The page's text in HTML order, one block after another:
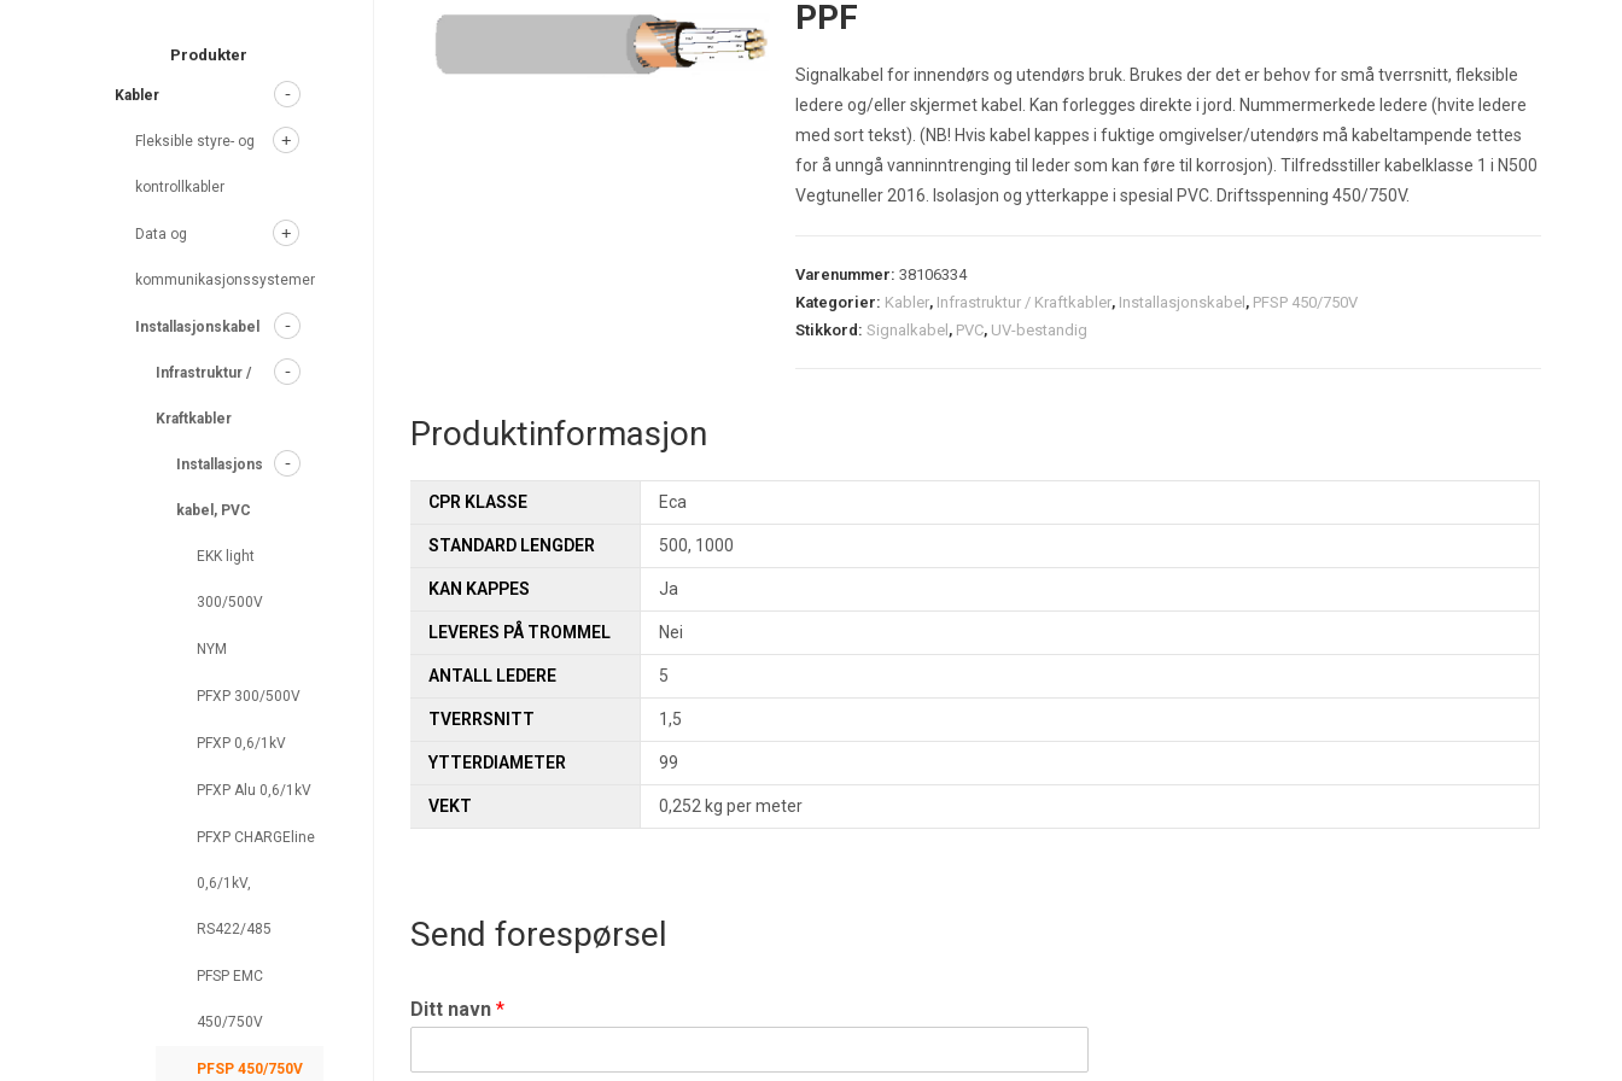
PPF
Signalkabel for innendørs og utendørs bruk. Brukes der det er behov for små tverrsnitt, fleksible
ledere og/eller skjermet kabel. Kan forlegges direkte i jord. Nummermerkede ledere (hvite ledere
med sort tekst). (NB! Hvis kabel kappes i fuktige omgivelser/utendørs må kabeltampende tettes
for å unngå vanninntrenging til leder som kan føre til korrosjon). Tilfredsstiller kabelklasse 1 i N500
Vegtuneller 2016. Isolasjon og ytterkappe i spesial PVC. Driftsspenning 450/750V.
Varenummer: 38106334
Kategorier: Kabler, Infrastruktur / Kraftkabler, Installasjonskabel , PFSP 450/750V
Stikkord: Signalkabel , PVC, UV-bestandig
Produktinformasjon
CPR KLASSE Eca
STANDARD LENGDER 500, 1000
KAN KAPPES Ja
LEVERES PÅ TROMMEL Nei
ANTALL LEDERE 5
TVERRSNITT 1,5
YTTERDIAMETER 99
VEKT 0,252 kg per meter
Send forespørsel
Ditt navn*
Produkter
Kabler
Fleksible styre- og
kontrollkabler
Data og
kommunikasjonssystemer
Installasjonskabel
Infrastruktur /
Kraftkabler
Installasjons
kabel, PVC
EKK light
300/500V
NYM
PFXP 300/500V
PFXP 0,6/1kV
PFXP Alu 0,6/1kV
PFXP CHARGEline
0,6/1kV,
RS422/485
PFSP EMC
450/750V
PFSP 450/750V